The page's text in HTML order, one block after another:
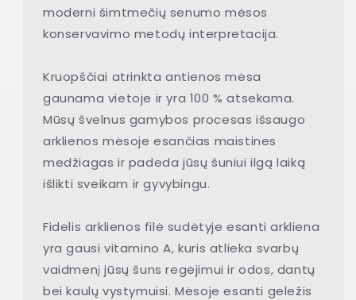
moderni šimtmečių senumo mėsos
konservavimo metodų interpretacija.
Kruopščiai atrinkta antienos mėsa
gaunama vietoje ir yra 100 % atsekama.
Mūsų švelnus gamybos procesas išsaugo
arklienos mėsoje esančias maistines
medžiagas ir padeda jūsų šuniui ilgą laiką
išlikti sveikam ir gyvybingu.
Fidelis arklienos filė sudėtyje esanti arkliena
yra gausi vitamino A, kuris atlieka svarbų
vaidmenį jūsų šuns regėjimui ir odos, dantų
bei kaulų vystymuisi. Mėsoje esanti geležis